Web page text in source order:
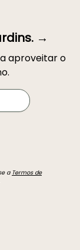
→
aproveitar o
a Termos de